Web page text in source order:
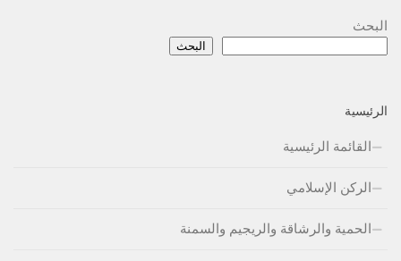
البحث
البحث
الرئيسية
القائمة الرئيسية
الركن الإسلامي
الحمية والرشاقة والريجيم والسمنة